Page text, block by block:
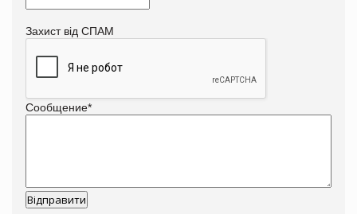
Захист від СПАМ
Сообщение*